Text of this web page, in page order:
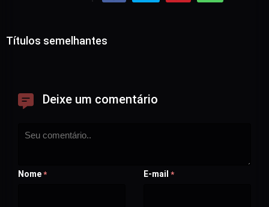
Títulos semelhantes
Deixe um comentário
Nome * E-mail *